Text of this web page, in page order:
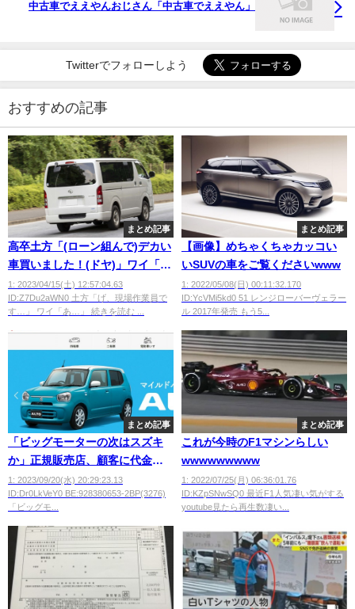
中古車でええやんおじさん「中古車でええやん」
Twitterでフォローしよう
おすすめの記事
まとめ記事
高卒土方「(ローン組んで)デカい
車買いました！(ドヤ)」ワイ「は
えー金持ちやなあ、仕事何して
んの？」
1: 2023/04/15(土) 12:57:04.63
ID:Z7Du2aWN0 土方「げ、現場作業員で
す…」 ワイ「あ…」 続きを読む ...
まとめ記事
【画像】めちゃくちゃカッコい
いSUVの車をご覧くださいwww
1: 2022/05/08(日) 00:11:32.170
ID:YcVMi5kd0 51 レンジローバーヴェラー
ル 2017年発売 もう5...
まとめ記事
「ビッグモーターの次はスズキ
か」正規販売店、顧客に代金全
額を支払わせ納車せず
1: 2023/09/20(水) 20:29:23.13
ID:Dr0LkVeY0 BE:928380653-2BP(3276)
「ビッグモ...
まとめ記事
これが今時のF1マシンらしい
wwwwwwwww
1: 2022/07/25(月) 06:36:01.76
ID:KZpSNwSQ0 最近F1人気凄い気がする
youtube見たら再生数凄い...